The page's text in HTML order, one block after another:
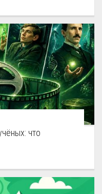
что